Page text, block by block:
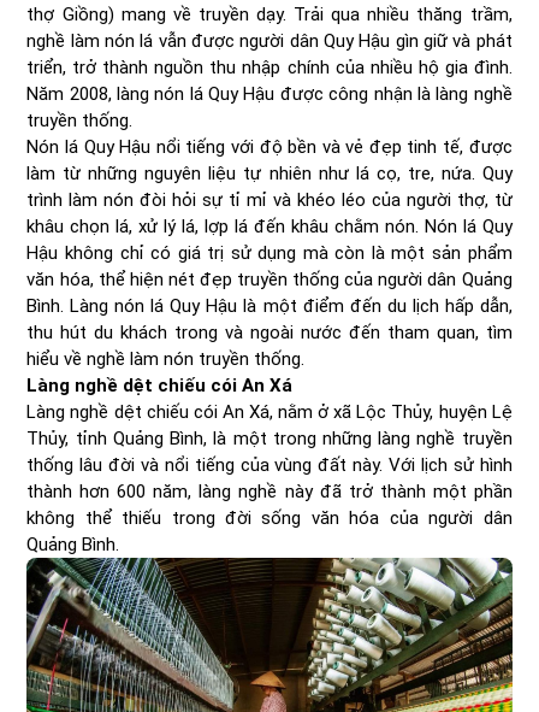
thợ Giồng) mang về truyền dạy. Trải qua nhiều thăng trầm,
nghề làm nón lá vẫn được người dân Quy Hậu gìn giữ và phát
triển, trở thành nguồn thu nhập chính của nhiều hộ gia đình.
Năm 2008, làng nón lá Quy Hậu được công nhận là làng nghề
truyền thống.
Nón lá Quy Hậu nổi tiếng với độ bền và vẻ đẹp tinh tế, được
làm từ những nguyên liệu tự nhiên như lá cọ, tre, nứa. Quy
trình làm nón đòi hỏi sự tỉ mỉ và khéo léo của người thợ, từ
khâu chọn lá, xử lý lá, lợp lá đến khâu chằm nón. Nón lá Quy
Hậu không chỉ có giá trị sử dụng mà còn là một sản phẩm
văn hóa, thể hiện nét đẹp truyền thống của người dân Quảng
Bình. Làng nón lá Quy Hậu là một điểm đến du lịch hấp dẫn,
thu hút du khách trong và ngoài nước đến tham quan, tìm
hiểu về nghề làm nón truyền thống.
Làng nghề dệt chiếu cói An Xá
Làng nghề dệt chiếu cói An Xá, nằm ở xã Lộc Thủy, huyện Lệ
Thủy, tỉnh Quảng Bình, là một trong những làng nghề truyền
thống lâu đời và nổi tiếng của vùng đất này. Với lịch sử hình
thành hơn 600 năm, làng nghề này đã trở thành một phần
không thể thiếu trong đời sống văn hóa của người dân
Quảng Bình.